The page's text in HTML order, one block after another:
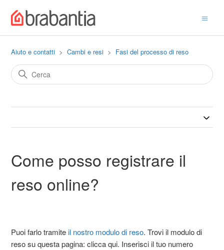
Aiuto e contatti Cambi e resi Fasi del processo di reso
Come posso registrare il
reso online?
Puoi farlo tramiteil nostro modulo di reso. Trovi il modulo di
reso su questa pagina: clicca qui. Inserisci il tuo numero